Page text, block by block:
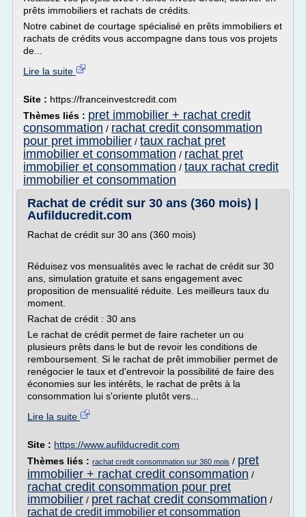
prêts immobiliers et rachats de crédits.
Notre cabinet de courtage spécialisé en prêts immobiliers et
rachats de crédits vous accompagne dans tous vos projets
de...
Lire la suite
Site : https://franceinvestcredit.com
Thèmes liés : pret immobilier + rachat credit
consommation / rachat credit consommation
pour pret immobilier / taux rachat pret
immobilier et consommation / rachat pret
immobilier et consommation / taux rachat credit
immobilier et consommation
Rachat de crédit sur 30 ans (360 mois) |
Aufilducredit.com
Rachat de crédit sur 30 ans (360 mois)
Réduisez vos mensualités avec le rachat de crédit sur 30
ans, simulation gratuite et sans engagement avec
proposition de mensualité réduite. Les meilleurs taux du
moment.
Rachat de crédit : 30 ans
Le rachat de crédit permet de faire racheter un ou
plusieurs prêts dans le but de revoir les conditions de
remboursement. Si le rachat de prêt immobilier permet de
renégocier le taux et d'entrevoir la possibilité de faire des
économies sur les intérêts, le rachat de prêts à la
consommation lui s'oriente plutôt vers...
Lire la suite
Site : https://www.aufilducredit.com
Thèmes liés : rachat credit consommation sur 360 mois / pret
immobilier + rachat credit consommation /
rachat credit consommation pour pret
immobilier / pret rachat credit consommation /
rachat de credit immobilier et consommation